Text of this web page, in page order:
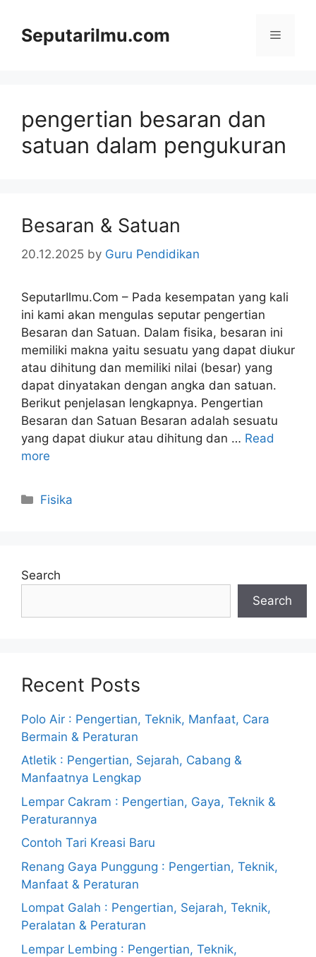
contentSeputarilmu.com Menu
pengertian besaran dan
satuan dalam pengukuran
Besaran & Satuan
20.12.2025 by Guru Pendidikan
SeputarIlmu.Com – Pada kesempatan yang kali
ini kami akan mengulas seputar pengertian
Besaran dan Satuan. Dalam fisika, besaran ini
memiliki makna yaitu sesuatu yang dapat diukur
atau dihitung dan memiliki nilai (besar) yang
dapat dinyatakan dengan angka dan satuan.
Berikut penjelasan lengkapnya. Pengertian
Besaran dan Satuan Besaran adalah sesuatu
yang dapat diukur atau dihitung dan … Read
more
Categories
Fisika
Search
Search
Recent Posts
Polo Air : Pengertian, Teknik, Manfaat, Cara
Bermain & Peraturan
Atletik : Pengertian, Sejarah, Cabang &
Manfaatnya Lengkap
Lempar Cakram : Pengertian, Gaya, Teknik &
Peraturannya
Contoh Tari Kreasi Baru
Renang Gaya Punggung : Pengertian, Teknik,
Manfaat & Peraturan
Lompat Galah : Pengertian, Sejarah, Teknik,
Peralatan & Peraturan
Lempar Lembing : Pengertian, Teknik,